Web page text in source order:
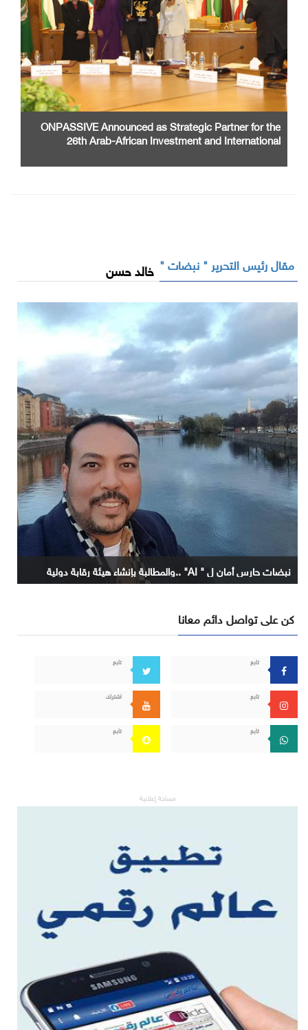
ONPASSIVE Announced as Strategic Partner for the
26th Arab-African Investment and International
مقال رئيس التحرير " نبضات " خالد حسن
نبضات حارس أمان ل " AI" ..والمطالبة بإنشاء هيئة رقابة دولية
كن على تواصل دائم معانا
تابع تابع
تابع اشترك
تابع تابع
مساحة إعلانية